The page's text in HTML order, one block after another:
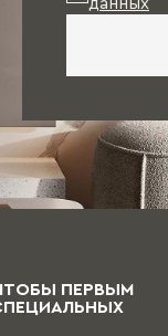
данных
ПЕРВЫМ